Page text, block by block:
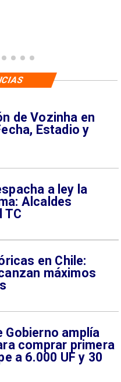
de Vozinha en
Estadio y
a ley la
Alcaldes
TC
en Chile:
máximos
Gobierno amplía
comprar primera
a 6.000 UF y 30